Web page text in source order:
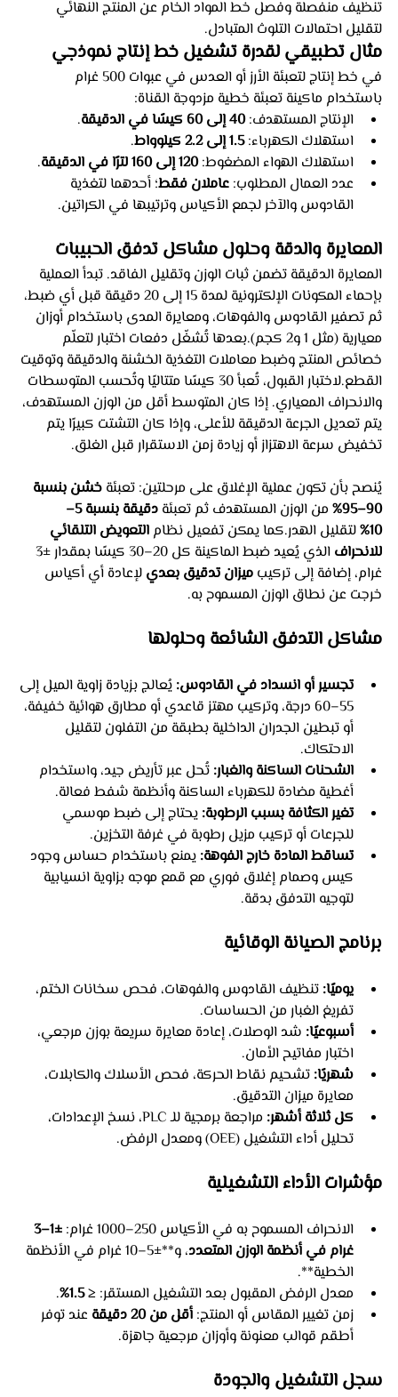
تنظيف منفصلة وفصل خط المواد الخام عن المنتج النهائي
لتقليل احتمالات التلوث المتبادل.
مثال تطبيقي لقدرة تشغيل خط إنتاج نموذجي
في خط إنتاج لتعبئة الأرز أو العدس في عبوات 500 غرام
باستخدام ماكينة تعبئة خطية مزدوجة القناة:
الإنتاج المستهدف: 40 إلى 60 كيسًا في الدقيقة
.
استهلاك الكهرباء: 1.5 إلى 2.2 كيلوواط
.
استهلاك الهواء المضغوط: 120 إلى 160 لترًا في الدقيقة
.
عدد العمال المطلوب: عاملان فقط؛ أحدهما لتغذية
القادوس والآخر لجمع الأكياس وترتيبها في الكراتين.
المعايرة والدقة وحلول مشاكل تدفق الحبيبات
المعايرة الدقيقة تضمن ثبات الوزن وتقليل الفاقد. تبدأ العملية
بإحماء المكونات الإلكترونية لمدة 15 إلى 20 دقيقة قبل أي ضبط،
ثم تصفير القادوس والفوهات، ومعايرة المدى باستخدام أوزان
معيارية (مثل 1 و2 كجم).بعدها تُشغّل دفعات اختبار لتعلّم
خصائص المنتج وضبط معاملات التغذية الخشنة والدقيقة وتوقيت
القطع.لاختبار القبول، تُعبأ 30 كيسًا متتاليًا وتُحسب المتوسطات
والانحراف المعياري. إذا كان المتوسط أقل من الوزن المستهدف،
يتم تعديل الجرعة الدقيقة للأعلى، وإذا كان التشتت كبيرًا يتم
تخفيض سرعة الاهتزاز أو زيادة زمن الاستقرار قبل الغلق.
يُنصح بأن تكون عملية الإغلاق على مرحلتين: تعبئة خشن بنسبة
90–95%
من الوزن المستهدف ثم تعبئة
دقيقة بنسبة 5–
10% لتقليل الهدر.كما يمكن تفعيل نظام التعويض التلقائي
للانحراف
غرام، إضافة إلى تركيب ميزان تدقيق بعدي لإعادة أي أكياس
خرجت عن نطاق الوزن المسموح به.
مشاكل التدفق الشائعة وحلولها
تجسير أو انسداد في القادوس: يُعالج بزيادة زاوية الميل إلى
55–60 درجة، وتركيب مهتز قاعدي أو مطارق هوائية خفيفة،
أو تبطين الجدران الداخلية بطبقة من التفلون لتقليل
الاحتكاك.
الشحنات الساكنة والغبار: تُحل عبر تأريض جيد، واستخدام
أغطية مضادة للكهرباء الساكنة وأنظمة شفط فعالة.
تغير الكثافة بسبب الرطوبة: يحتاج إلى ضبط موسمي
للجرعات أو تركيب مزيل رطوبة في غرفة التخزين.
تساقط المادة خارج الفوهة: يمنع باستخدام حساس وجود
كيس وصمام إغلاق فوري مع قمع موجه بزاوية انسيابية
لتوجيه التدفق بدقة.
برنامج الصيانة الوقائية
يوميًا: تنظيف القادوس والفوهات، فحص سخانات الختم،
تفريغ الغبار من الحساسات.
أسبوعيًا: شد الوصلات، إعادة معايرة سريعة بوزن مرجعي،
اختبار مفاتيح الأمان.
شهريًا: تشحيم نقاط الحركة، فحص الأسلاك والكابلات،
معايرة ميزان التدقيق.
كل ثلاثة أشهر:
مراجعة برمجية للـ PLC، نسخ الإعدادات،
تحليل أداء التشغيل (OEE) ومعدل الرفض.
مؤشرات الأداء التشغيلية
الانحراف المسموح به في الأكياس 250–1000 غرام:
غرام في أنظمة الوزن المتعدد
، و**±5–10 غرام في الأنظمة
الخطية**.
معدل الرفض المقبول بعد التشغيل المستقر: ≤ 1.5%
.
زمن تغيير المقاس أو المنتج: أقل من 20 دقيقة
عند توفر
أطقم قوالب معنونة وأوزان مرجعية جاهزة.
سجل التشغيل والجودة